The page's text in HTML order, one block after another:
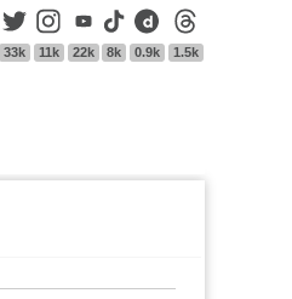
Facebook
Twitter
33k
Instagram
11k
Youtube
22k
Tik Tok
8k
Dailymotion
0.9k 1.5k